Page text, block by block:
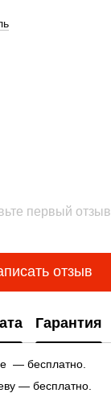
первый отзыв
отзыв
Гарантия
— бесплатно.
— бесплатно.